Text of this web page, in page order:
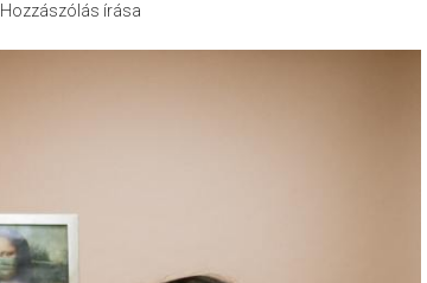
Hozzászólás írása